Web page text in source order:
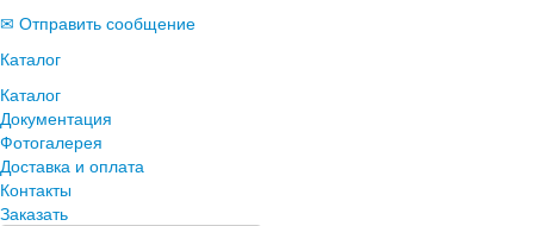
✉ Отправить сообщение
Каталог
Каталог
Документация
Фотогалерея
Доставка и оплата
Контакты
Заказать